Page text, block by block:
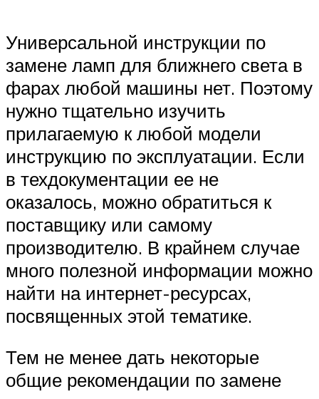
Универсальной инструкции по
замене ламп для ближнего света в
фарах любой машины нет. Поэтому
нужно тщательно изучить
прилагаемую к любой модели
инструкцию по эксплуатации. Если
в техдокументации ее не
оказалось, можно обратиться к
поставщику или самому
производителю. В крайнем случае
много полезной информации можно
найти на интернет-ресурсах,
посвященных этой тематике.
Тем не менее дать некоторые
общие рекомендации по замене